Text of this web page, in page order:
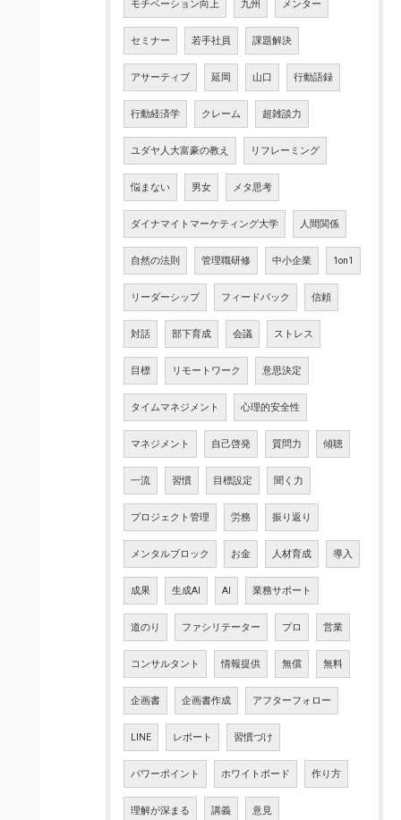
モチベーション向上 九州 メンター
セミナー 若手社員 課題解決
アサーティブ 延岡 山口 行動語録
行動経済学 クレーム 超雑談力
ユダヤ人大富豪の教え リフレーミング
悩まない 男女 メタ思考
ダイナマイトマーケティング大学 人間関係
自然の法則 管理職研修 中小企業 1on1
リーダーシップ フィードバック 信頼
対話 部下育成 会議 ストレス
目標 リモートワーク 意思決定
タイムマネジメント 心理的安全性
マネジメント 自己啓発 質問力 傾聴
一流 習慣 目標設定 聞く力
プロジェクト管理 労務 振り返り
メンタルブロック お金 人材育成 導入
成果 生成AI AI 業務サポート
道のり ファシリテーター プロ 営業
コンサルタント 情報提供 無償 無料
企画書 企画書作成 アフターフォロー
LINE レポート 習慣づけ
パワーポイント ホワイトボード 作り方
理解が深まる 講義 意見